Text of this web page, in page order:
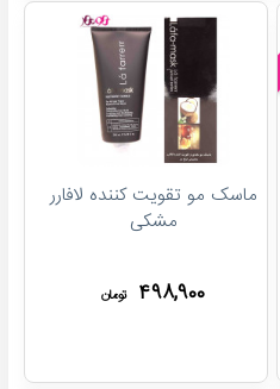
ماسک مو تقویت کننده لافارر
مشکی
۴۹۸,۹۰۰ تومان